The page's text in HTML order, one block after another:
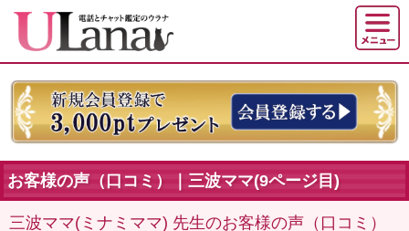
お客様の声（口コミ）｜三波ママ(9ページ目)
三波ママ(ミナミママ) 先生のお客様の声（口コミ）